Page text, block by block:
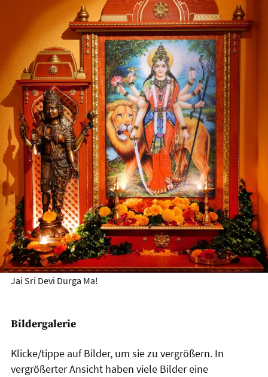
Jai Sri Devi Durga Ma!
Bildergalerie
Klicke/tippe auf Bilder, um sie zu vergrößern. In
vergrößerter Ansicht haben viele Bilder eine